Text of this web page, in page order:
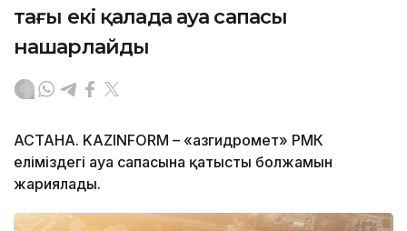
тағы екі қалада ауа сапасы
нашарлайды
АСТАНА. KAZINFORM – «Қазгидромет» РМК
еліміздегі ауа сапасына қатысты болжамын
жариялады.